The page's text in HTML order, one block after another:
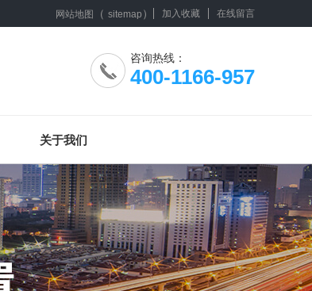
网站地图 （ sitemap ） 加入收藏 在线留言
咨询热线：
400-1166-957
关于我们